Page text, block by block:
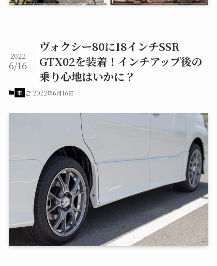
ヴォクシー80に18インチSSR
GTX02を装着！インチアップ後の
乗り心地はいかに？
2022
6/16
車 2022年6月16日